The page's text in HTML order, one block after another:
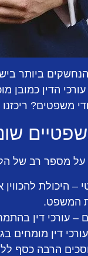
ביותר
הדין
משפטים?
על מספר רב של
– היכולת
המשפט.
– עורכי דין
דין מומחים
הרבה כסף